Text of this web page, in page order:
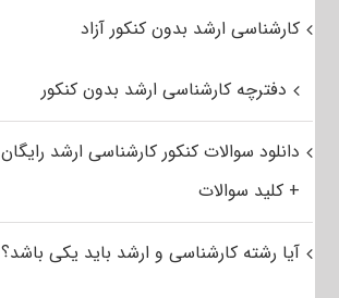
کارشناسی ارشد بدون کنکور آزاد
دفترچه کارشناسی ارشد بدون کنکور
دانلود سوالات کنکور کارشناسی ارشد رایگان
+ کلید سوالات
آیا رشته کارشناسی و ارشد باید یکی باشد؟